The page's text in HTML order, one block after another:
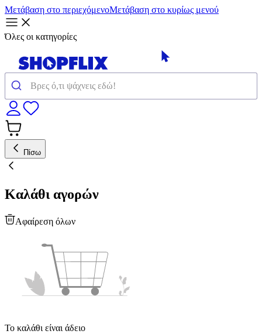
Μετάβαση στο περιεχόμενοΜετάβαση στο κυρίως μενού
Όλες οι κατηγορίες
Πίσω
Καλάθι αγορών
Αφαίρεση όλων
Το καλάθι είναι άδειο